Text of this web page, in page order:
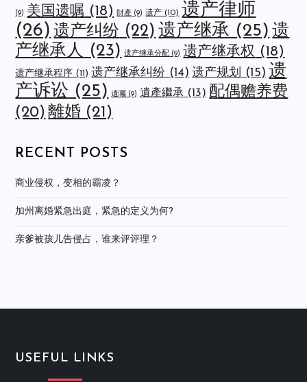
(9) 美国遗嘱 (18) 財產 (9) 遗产 (10) 遗产律师
(26) 遗产纠纷 (22) 遗产继承 (25) 遗
产继承人 (23) 遗产继承分配 (9) 遗产继承权 (18)
遗产继承程序 (11) 遗产继承纠纷 (14) 遗产规划 (15) 遗
产诉讼 (25) 遺囑 (9) 遺產繼承 (13) 配偶赡养费
(20) 離婚 (21)
RECENT POSTS
商业侵权，变相的霸凌？
加州离婚紧急出庭，紧急的定义为何?
亲爹被孩儿告侵占，谁来评评理？
USEFUL LINKS